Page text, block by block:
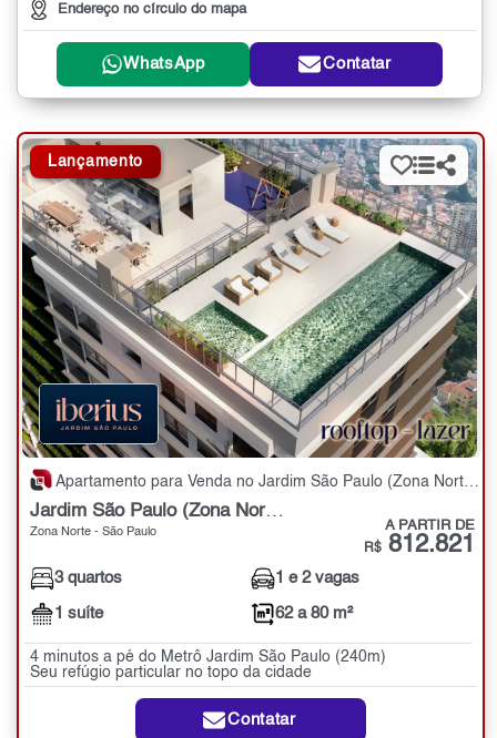
Endereço no círculo do mapa
WhatsApp Contatar
Lançamento
Apartamento para Venda no Jardim São Paulo (Zona Norte) com 3 quartos - 62 a 80 m²
Jardim São Paulo (Zona Norte)
Zona Norte - São Paulo A PARTIR DE
R$ 812.821
3 quartos
1 suíte
1 e 2 vagas
62 a 80 m²
4 minutos a pé do Metrô Jardim São Paulo (240m)
Seu refúgio particular no topo da cidade
Contatar